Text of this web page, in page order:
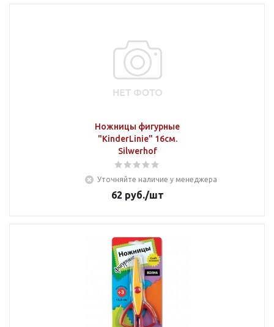
Ножницы фигурные
"KinderLinie" 16см.
Silwerhof
Уточняйте наличие у менеджера
62 руб./шт